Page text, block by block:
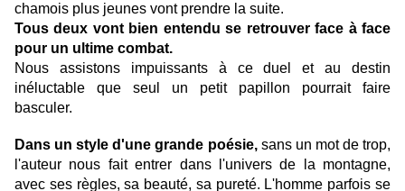
chamois plus jeunes vont prendre la suite.
Tous deux vont bien entendu se retrouver face à face
pour un ultime combat.
Nous assistons impuissants à ce duel et au destin
inéluctable que seul un petit papillon pourrait faire
basculer.
Dans un style d'une grande poésie,sans un mot de trop,
l'auteur nous fait entrer dans l'univers de la montagne,
avec ses règles, sa beauté, sa pureté. L'homme parfois se